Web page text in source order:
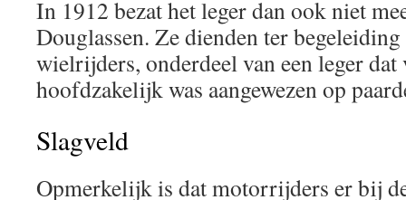
In 1912 bezat het leger dan ook niet
Douglassen. Ze dienden ter
wielrijders, onderdeel van een leger
hoofdzakelijk was aangewezen op
Slagveld
Opmerkelijk is dat motorrijders er bij